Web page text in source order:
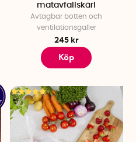
matavfallskärl
Avtagbar botten och
ventilationsgaller
245 kr
Köp